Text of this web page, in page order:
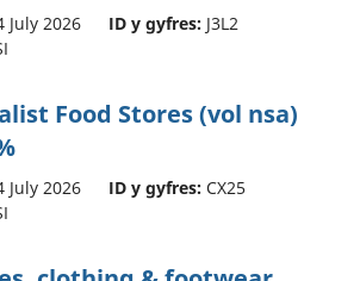
July 2026 ID y gyfres: J3L2
Food Stores (vol nsa)
July 2026 ID y gyfres: CX25